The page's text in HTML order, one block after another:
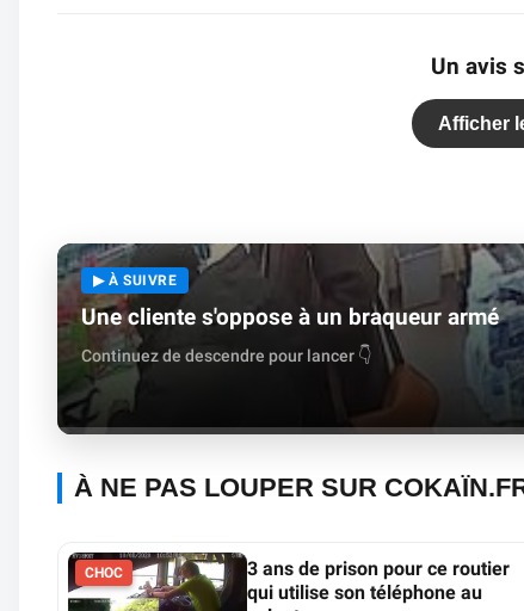
Un avis
Afficher
▶ À SUIVRE
Une cliente s'oppose à un braqueur armé
Continuez de descendre pour lancer 👇
À NE PAS LOUPER SUR
CHOC
3 ans de prison pour ce routier
qui utilise son téléphone au